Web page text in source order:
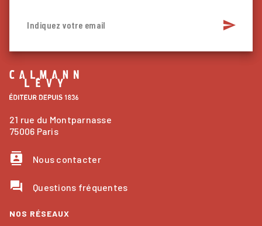
Indiquez votre email send
21 rue du Montparnasse
75006 Paris
contacts Nous contacter
question_answer Questions fréquentes
NOS RÉSEAUX